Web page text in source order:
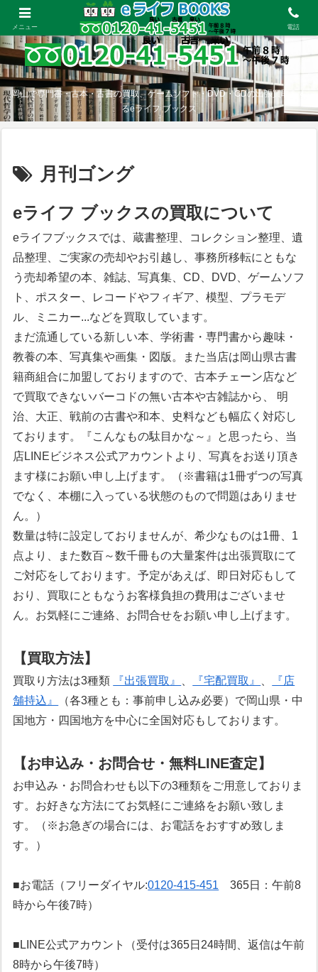
岡山で専門書・古本・古書の買取、ゲームソフト・DVD・CDの出張買取をす
るeライフ ブックス
月刊ゴング
eライフ ブックスの買取について
eライフブックスでは、蔵書整理、コレクション整理、遺
品整理、ご実家の売却やお引越し、事務所移転にともな
う売却希望の本、雑誌、写真集、CD、DVD、ゲームソフ
ト、ポスター、レコードやフィギア、模型、プラモデ
ル、ミニカー...などを買取しています。
まだ流通している新しい本、学術書・専門書から趣味・
教養の本、写真集や画集・図版。また当店は岡山県古書
籍商組合に加盟しておりますので、古本チェーン店など
で買取できないバーコドの無い古本や古雑誌から、 明
治、大正、戦前の古書や和本、史料なども幅広く対応し
ております。『こんなもの駄目かな～』と思ったら、当
店LINEビジネス公式アカウントより、写真をお送り頂き
ます様にお願い申し上げます。（※書籍は1冊ずつの写真
でなく、本棚に入っている状態のもので問題はありませ
ん。）
数量は特に設定しておりませんが、希少なものは1冊、1
点より、また数百～数千冊もの大量案件は出張買取にて
ご対応をしております。予定があえば、即日対応もして
おり、買取にともなうお客様負担の費用はございませ
ん。お気軽にご連絡、お問合せをお願い申し上げます。
【買取方法】
買取り方法は3種類 『出張買取』 『宅配買取』
『店
舗持込』
（各3種とも：事前申し込み必要）で岡山県・中
国地方・四国地方を中心に全国対応もしております。
【お申込み・お問合せ・無料LINE査定】
お申込み・お問合わせも以下の3種類をご用意しておりま
す。お好きな方法にてお気軽にご連絡をお願い致しま
す。（※お急ぎの場合には、お電話をおすすめ致しま
す。）
■お電話（フリーダイヤル:0120-415-451 365日：午前8
時から午後7時）
■LINE公式アカウント（受付は365日24時間、返信は午前
8時から午後7時）
メニュー 電話